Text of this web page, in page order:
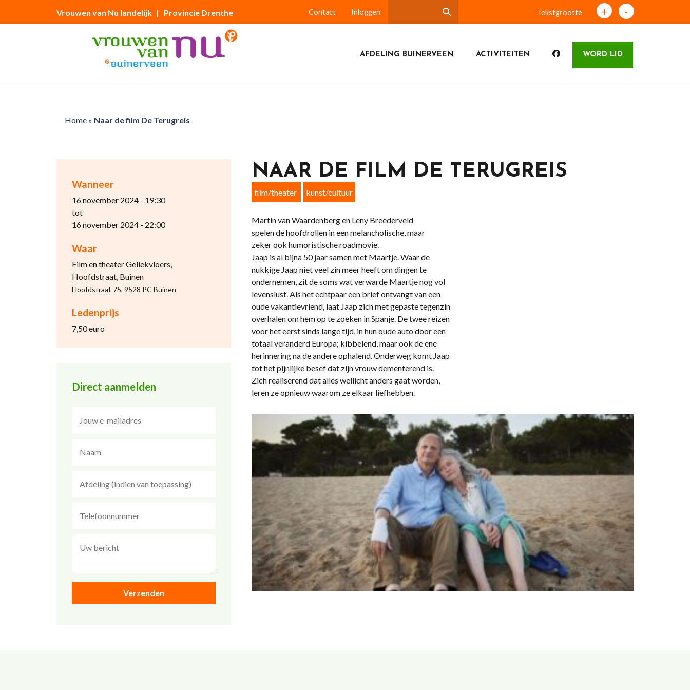
Vrouwen van Nu landelijk | Provincie Drenthe Contact Inloggen Tekstgrootte + -
AFDELING BUINERVEEN ACTIVITEITEN WORD LID
Home» Naar de film De Terugreis
Wanneer
16 november 2024 - 19:30
tot
16 november 2024 - 22:00
Waar
Film en theater Geliekvloers,
Hoofdstraat, Buinen
Hoofdstraat 75, 9528 PC Buinen
Ledenprijs
7,50 euro
Direct aanmelden
NAAR DE FILM DE TERUGREIS
film/theater kunst/cultuur
Martin van Waardenberg en Leny Breederveld
spelen de hoofdrollen in een melancholische, maar
zeker ook humoristische roadmovie.
Jaap is al bijna 50 jaar samen met Maartje. Waar de
nukkige Jaap niet veel zin meer heeft om dingen te
ondernemen, zit de soms wat verwarde Maartje nog vol
levenslust. Als het echtpaar een brief ontvangt van een
oude vakantievriend, laat Jaap zich met gepaste tegenzin
overhalen om hem op te zoeken in Spanje. De twee reizen
voor het eerst sinds lange tijd, in hun oude auto door een
totaal veranderd Europa; kibbelend, maar ook de ene
herinnering na de andere ophalend. Onderweg komt Jaap
tot het pijnlijke besef dat zijn vrouw dementerend is.
Zich realiserend dat alles wellicht anders gaat worden,
leren ze opnieuw waarom ze elkaar liefhebben.